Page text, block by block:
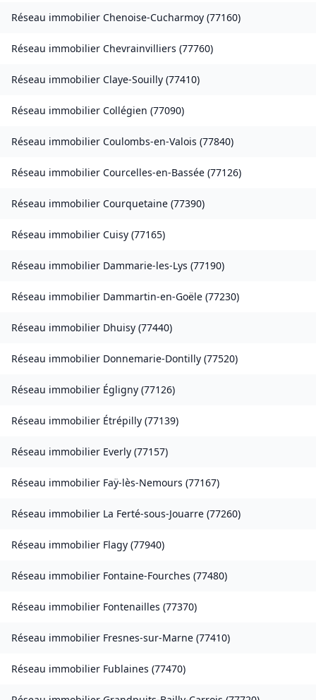
Réseau immobilier Chenoise-Cucharmoy (77160)
Réseau immobilier Chevrainvilliers (77760)
Réseau immobilier Claye-Souilly (77410)
Réseau immobilier Collégien (77090)
Réseau immobilier Coulombs-en-Valois (77840)
Réseau immobilier Courcelles-en-Bassée (77126)
Réseau immobilier Courquetaine (77390)
Réseau immobilier Cuisy (77165)
Réseau immobilier Dammarie-les-Lys (77190)
Réseau immobilier Dammartin-en-Goële (77230)
Réseau immobilier Dhuisy (77440)
Réseau immobilier Donnemarie-Dontilly (77520)
Réseau immobilier Égligny (77126)
Réseau immobilier Étrépilly (77139)
Réseau immobilier Everly (77157)
Réseau immobilier Faÿ-lès-Nemours (77167)
Réseau immobilier La Ferté-sous-Jouarre (77260)
Réseau immobilier Flagy (77940)
Réseau immobilier Fontaine-Fourches (77480)
Réseau immobilier Fontenailles (77370)
Réseau immobilier Fresnes-sur-Marne (77410)
Réseau immobilier Fublaines (77470)